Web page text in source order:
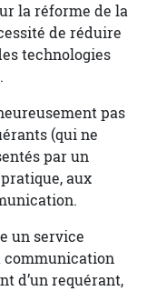
la réforme de la
de réduire
technologies
pas
(qui ne
par un
aux
un service
communication
d’un requérant,